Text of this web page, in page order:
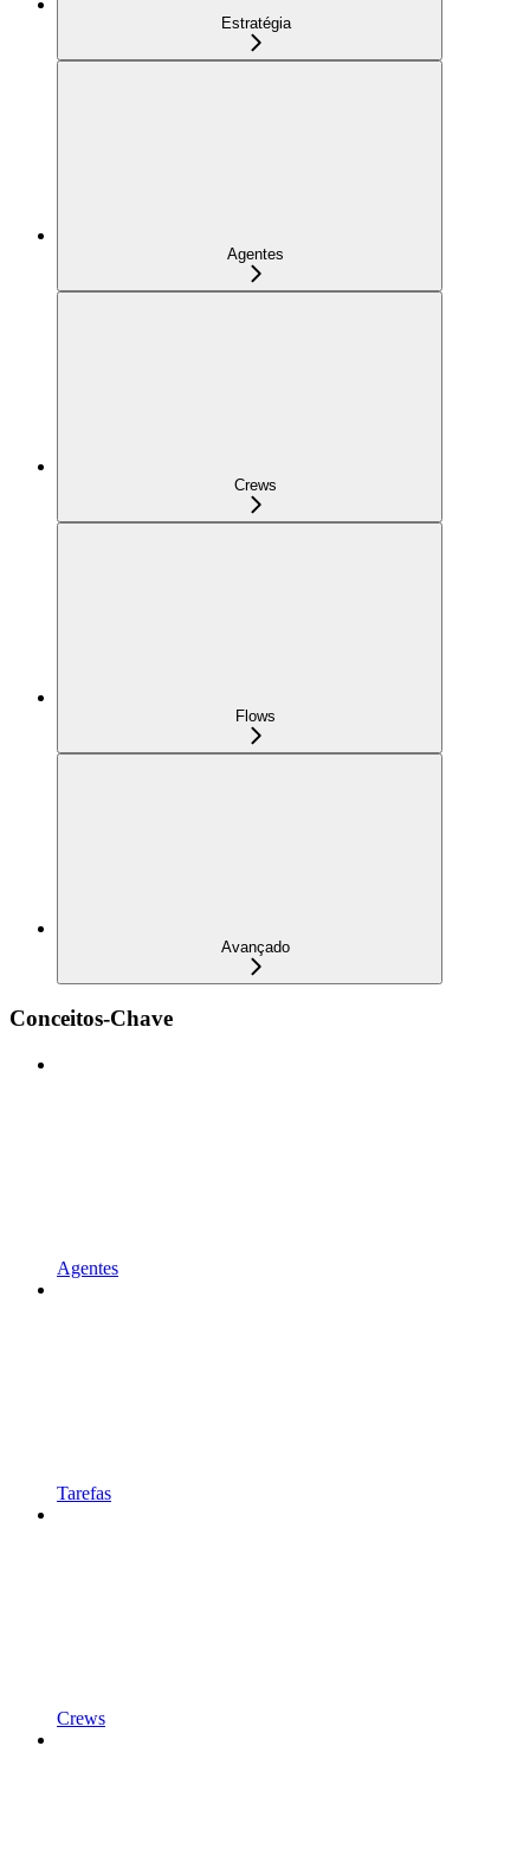
Estratégia
Agentes
Crews
Flows
Avançado
Conceitos-Chave
Agentes
Tarefas
Crews